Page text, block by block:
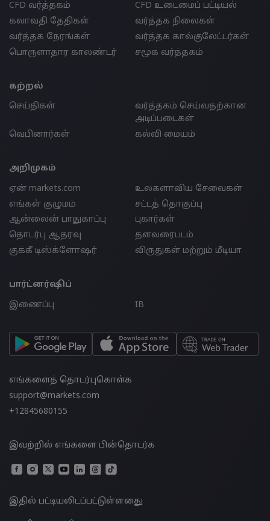
CFD வர்த்தகம்
CFD உடைமைப் பட்டியல்
கலாவதி தேதிகள்
வர்த்தக நிலைகள்
வர்த்தக நேரங்கள்
வர்த்தக கால்குலேட்டர்கள்
பொருளாதார காலண்டர்
சமூக வர்த்தகம்
கற்றல்
செய்திகள்
வர்த்தகம் செய்வதற்கான
அடிப்படைகள்
வெபினார்கள்
கல்வி மையம்
அறிமுகம்
ஏன் markets.com
உலகளாவிய சேவைகள்
எங்கள் குழுமம்
சட்டத் தொகுப்பு
ஆன்லைன் பாதுகாப்பு
புகார்கள்
தொடர்பு ஆதரவு
தளவரைபடம்
குக்கீ டிஸ்க்ளோஷர்
விருதுகள் மற்றும் மீடியா
பார்ட்னர்ஷிப்
இணைப்பு
IB
எங்களைத் தொடர்புகொள்க
support@markets.com
+12845680155
இவற்றில் எங்களை பின்தொடர்க
இதில் பட்டியலிடப்பட்டுள்ளதுை